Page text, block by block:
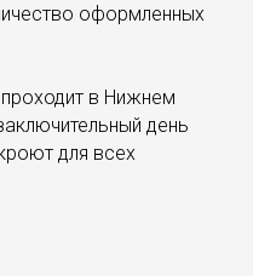
оформленных
в Нижнем
день
для всех